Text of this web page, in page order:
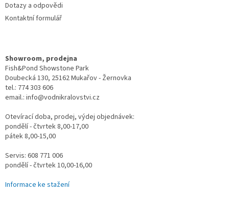
Dotazy a odpovědi
Kontaktní formulář
Showroom, prodejna
Fish&Pond Showstone Park
Doubecká 130, 25162 Mukařov - Žernovka
tel.: 774 303 606
email.: info@vodnikralovstvi.cz
Otevírací doba, prodej, výdej objednávek:
pondělí - čtvrtek 8,00-17,00
pátek 8,00-15,00
Servis: 608 771 006
pondělí - čtvrtek 10,00-16,00
Informace ke stažení